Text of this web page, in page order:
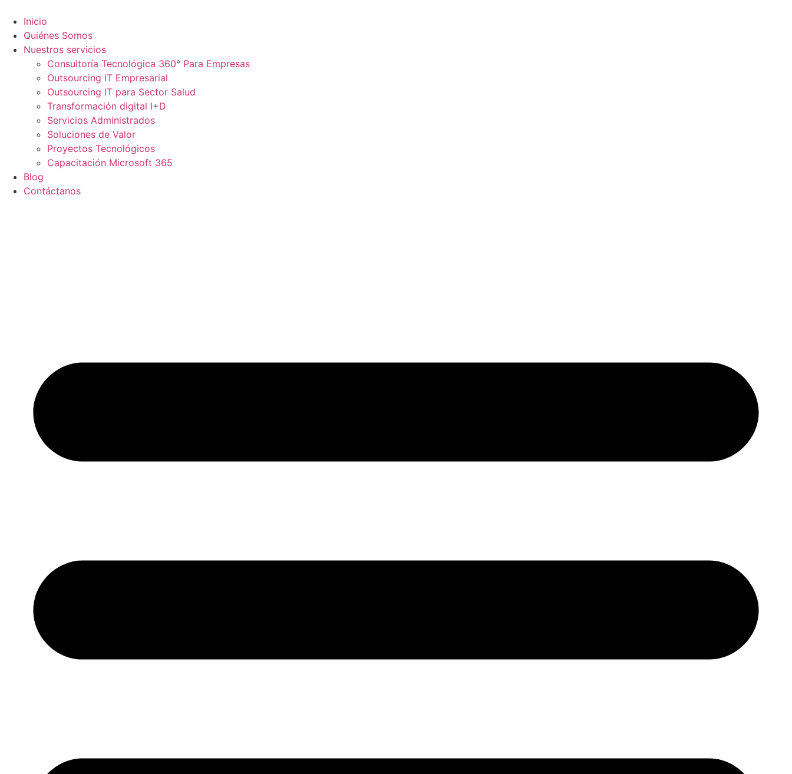
contenido
Inicio
Quiénes Somos
Nuestros servicios
Consultoría Tecnológica 360° Para Empresas
Outsourcing IT Empresarial
Outsourcing IT para Sector Salud
Transformación digital I+D
Servicios Administrados
Soluciones de Valor
Proyectos Tecnológicos
Capacitación Microsoft 365
Blog
Contáctanos